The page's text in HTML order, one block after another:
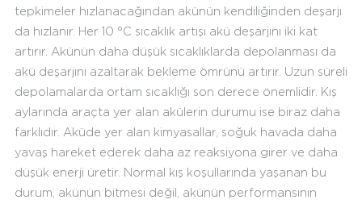
tepkimeler hızlanacağından akünün kendiliğinden deşarjı
da hızlanır. Her 10 °C sıcaklık artışı akü deşarjını iki kat
artırır. Akünün daha düşük sıcaklıklarda depolanması da
akü deşarjını azaltarak bekleme ömrünü artırır. Uzun süreli
depolamalarda ortam sıcaklığı son derece önemlidir. Kış
aylarında araçta yer alan akülerin durumu ise biraz daha
farklıdır. Aküde yer alan kimyasallar, soğuk havada daha
yavaş hareket ederek daha az reaksiyona girer ve daha
düşük enerji üretir. Normal kış koşullarında yaşanan bu
durum, akünün bitmesi değil, akünün performansının